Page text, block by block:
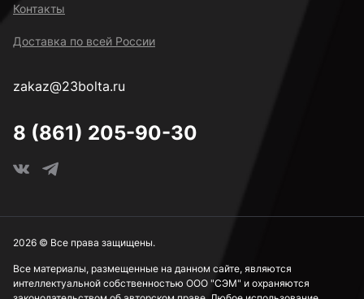
Высокопрочные М12
Высокопрочные М16
Контакты
Доставка по всей России
zakaz@23bolta.ru
8 (861) 205-90-30
Все материалы, размещенные на данном сайте, являются
интеллектуальной собственностью ООО "СЭМ" и охраняются
2026 © Все права защищены.